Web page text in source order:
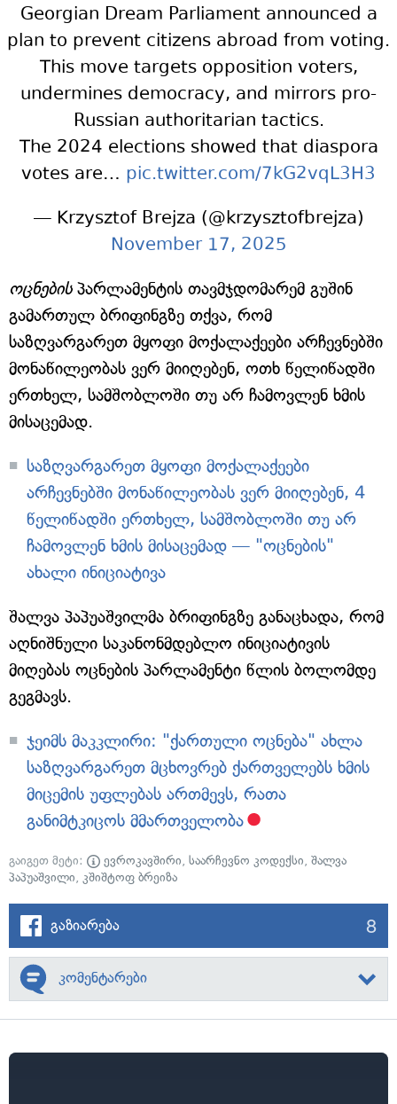
Georgian Dream Parliament announced a
plan to prevent citizens abroad from voting.
This move targets opposition voters,
undermines democracy, and mirrors pro-
Russian authoritarian tactics.
The 2024 elections showed that diaspora
votes are… pic.twitter.com/7kG2vqL3H3
— Krzysztof Brejza (@krzysztofbrejza)
November 17, 2025
ოცნებისპარლამენტის თავმჯდომარემ გუშინ
გამართულ ბრიფინგზე თქვა, რომ
საზღვარგარეთ მყოფი მოქალაქეები არჩევნებში
მონაწილეობას ვერ მიიღებენ, ოთხ წელიწადში
ერთხელ, სამშობლოში თუ არ ჩამოვლენ ხმის
მისაცემად.
საზღვარგარეთ მყოფი მოქალაქეები
არჩევნებში მონაწილეობას ვერ მიიღებენ, 4
წელიწადში ერთხელ, სამშობლოში თუ არ
ჩამოვლენ ხმის მისაცემად — "ოცნების"
ახალი ინიციატივა
შალვა პაპუაშვილმა ბრიფინგზე განაცხადა, რომ
აღნიშნული საკანონმდებლო ინიციატივის
მიღებას ოცნების პარლამენტი წლის ბოლომდე
გეგმავს.
ჯეიმს მაკკლირი: "ქართული ოცნება" ახლა
საზღვარგარეთ მცხოვრებ ქართველებს ხმის
მიცემის უფლებას ართმევს, რათა
განიმტკიცოს მმართველობა
გაიგეთ მეტი: ევროკავშირი, საარჩევნო კოდექსი, შალვა
პაპუაშვილი, კშიშტოფ ბრეიზა
გაზიარება 8
კომენტარები